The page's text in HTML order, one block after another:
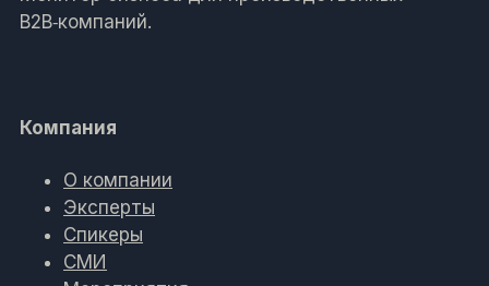
B2B‑компаний.
Компания
О компании
Эксперты
Спикеры
СМИ